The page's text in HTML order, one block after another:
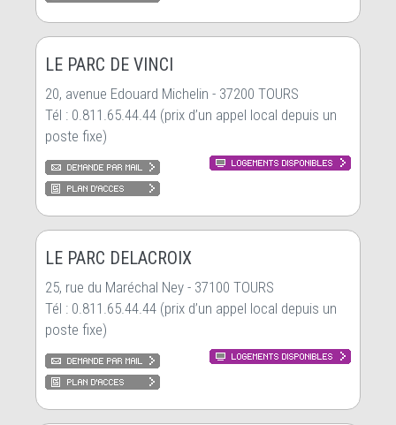
LE PARC DE VINCI
20, avenue Edouard Michelin - 37200 TOURS
Tél : 0.811.65.44.44 (prix d’un appel local depuis un
poste fixe)
LE PARC DELACROIX
25, rue du Maréchal Ney - 37100 TOURS
Tél : 0.811.65.44.44 (prix d’un appel local depuis un
poste fixe)